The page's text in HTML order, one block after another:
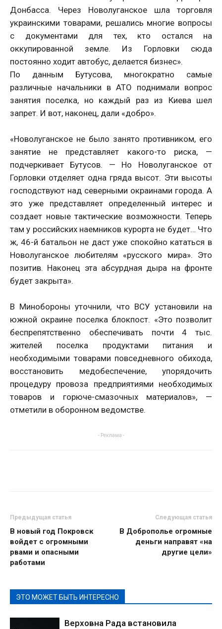
Донбасса. Через Новолуганское шла торговля
украинскими товарами, решались многие вопросы
с документами для тех, кто остался на
оккупированной земле. Из Горловки сюда
постоянно ходит автобус, делается бизнес».
По данным Бутусова, многократно самые
различные начальники в АТО поднимали вопрос
занятия поселка, но каждый раз из Киева шел
запрет. И вот, наконец, дали «добро».
«Новолуганское не было занято противником, его
занятие не представляет какого-то риска, —
подчеркивает Бутусов. — Но Новолуганское от
Горловки отделяет одна гряда высот. Эти высоты
господствуют над северными окраинами города. А
это уже представляет определенный интерес и
создает новые тактические возможности. Теперь
там у российских наемников курорта не будет… Что
ж, 46-й батальон не даст уже спокойно кататься в
Новолуганское любителям «русского мира». Это
позитив. Наконец эта абсурдная дыра на фронте
будет закрыта».
В Минобороны уточнили, что ВСУ установили на
южной окраине поселка блокпост. «Это позволит
беспрепятственно обеспечивать почти 4 тыс.
жителей поселка продуктами питания и
необходимыми товарами повседневного обихода,
восстановить медобеспечение, упорядочить
процедуру провоза предприятиями необходимых
товаров и горюче-смазочных материалов», —
отметили в оборонном ведомстве.
- Реклама -
Предыдущая статья
В новый год Покровск
войдет с огромными
рвами и опасными
работами
Следующая статья
В Доброполье огромные
деньги направят «на
другие цели»
ЭТО МОЖЕТ БЫТЬ ИНТЕРЕСНО
Верховна Рада встановила